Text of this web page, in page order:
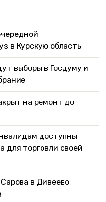
в Курскую область
выборы в Госдуму и
на ремонт до
доступны
для торговли своей
в Дивеево